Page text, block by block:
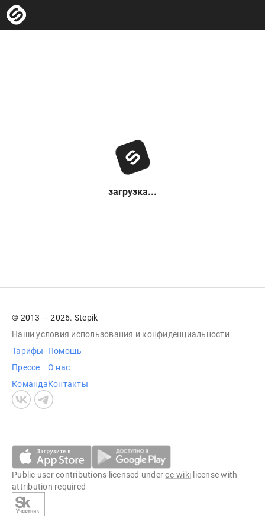
загрузка...
© 2013 — 2026. Stepik
Наши условия использования и конфиденциальности
Тарифы
Прессе
Команда
Помощь
О нас
Контакты
Public user contributions licensed undercc-wiki license with
attribution required